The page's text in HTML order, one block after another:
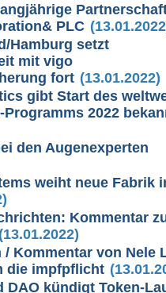
PLC
Hamburg setzt
mit vigo
fort (13.01.2022)
gibt Start des
Programms 2022
den Augenexperten
weiht neue Fabrik
Kommentar
(13.01.2022)
/ Kommentar von Nele
die impfpflicht
DAO kündigt Token-